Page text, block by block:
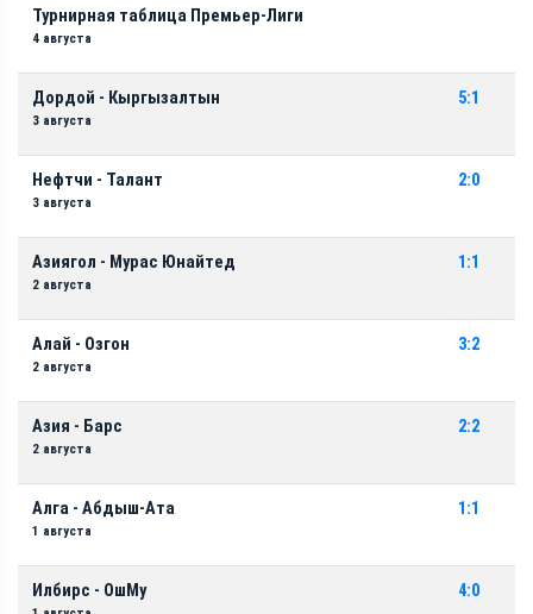
Турнирная таблица Премьер-Лиги
4 августа
Дордой - Кыргызалтын
3 августа
5:1
Нефтчи - Талант
3 августа
2:0
Азиягол - Мурас Юнайтед
2 августа
1:1
Алай - Озгон
2 августа
3:2
Азия - Барс
2 августа
2:2
Алга - Абдыш-Ата
1 августа
1:1
Илбирс - ОшМу 4:0